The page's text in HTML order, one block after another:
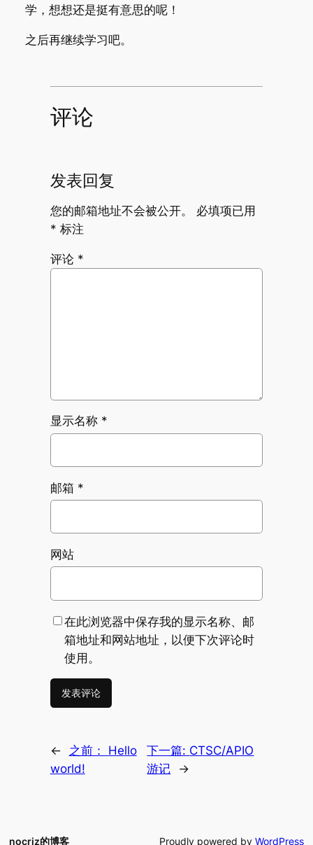
学，想想还是挺有意思的呢！
之后再继续学习吧。
评论
发表回复
您的邮箱地址不会被公开。
必填项已用
* 标注
评论 *
显示名称 *
邮箱 *
网站
在此浏览器中保存我的显示名称、邮
箱地址和网站地址，以便下次评论时
使用。
← 之前： Hello
world!
下一篇: CTSC/APIO
游记
→
nocriz的博客 Proudly powered by WordPress